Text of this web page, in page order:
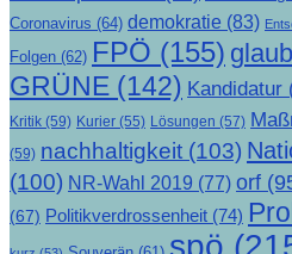
Coronavirus (64) demokratie (83)
Folgen (62) FPÖ (155)
GRÜNE (142) Kandidatur
Kritik (59) Kurier (55) Lösungen (57)
(59) nachhaltigkeit (103)
(100) NR-Wahl 2019 (77) orf
(67) Politikverdrossenheit (74)
spö